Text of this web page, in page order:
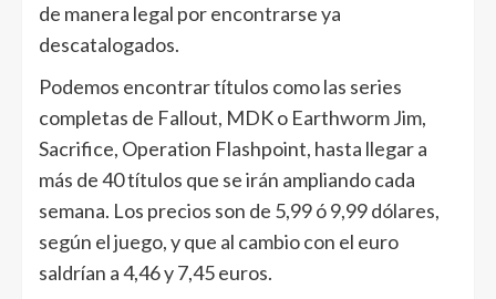
de manera legal por encontrarse ya
descatalogados.
Podemos encontrar títulos como las series
completas de Fallout, MDK o Earthworm Jim,
Sacrifice, Operation Flashpoint, hasta llegar a
más de 40 títulos que se irán ampliando cada
semana. Los precios son de 5,99 ó 9,99 dólares,
según el juego, y que al cambio con el euro
saldrían a 4,46 y 7,45 euros.